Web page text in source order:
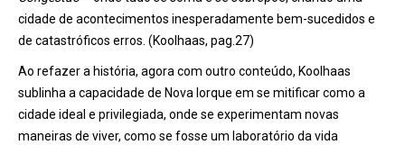
cidade de acontecimentos inesperadamente bem-sucedidos e
de catastróficos erros. (Koolhaas, pag.27)
Ao refazer a história, agora com outro conteúdo, Koolhaas
sublinha a capacidade de Nova Iorque em se mitificar como a
cidade ideal e privilegiada, onde se experimentam novas
maneiras de viver, como se fosse um laboratório da vida